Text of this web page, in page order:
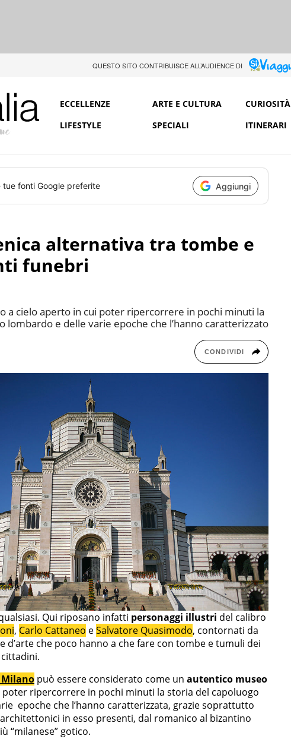
QUESTO SITO CONTRIBUISCE ALL’AUDIENCE DI
ECCELLENZE ARTE E CULTURA CURIOSITÀ
LIFESTYLE
SPECIALI ITINERARI
tue fonti Google preferite Aggiungi
alternativa tra tombe e
funebri
a cielo aperto in cui poter ripercorrere in pochi minuti la
lombardo e delle varie epoche che l’hanno caratterizzato
CONDIVIDI
Qui riposano infatti personaggi illustri del calibro
, Carlo Cattaneo eSalvatore Quasimodo, contornati da
d’arte che poco hanno a che fare con tombe e tumuli dei
può essere considerato come un autentico museo
poter ripercorrere in pochi minuti la storia del capoluogo
epoche che l’hanno caratterizzata, grazie soprattutto
in esso presenti, dal romanico al bizantino
“milanese” gotico.